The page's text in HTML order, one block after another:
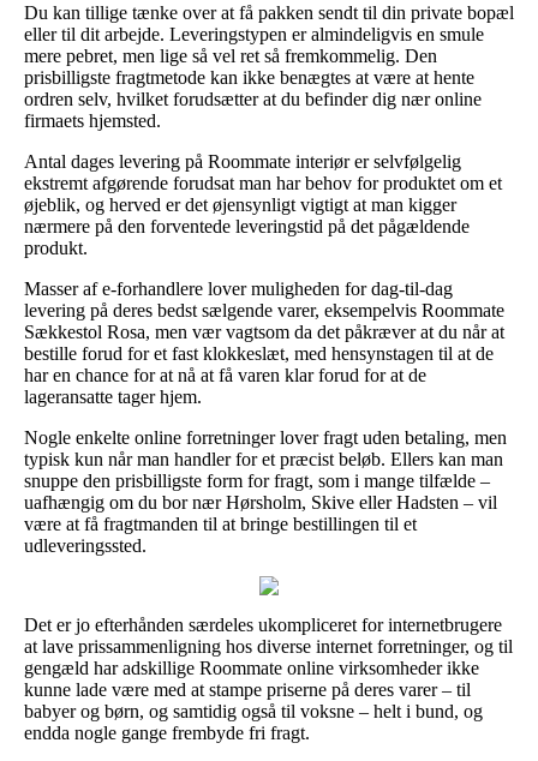
Du kan tillige tænke over at få pakken sendt til din private bopæl
eller til dit arbejde. Leveringstypen er almindeligvis en smule
mere pebret, men lige så vel ret så fremkommelig. Den
prisbilligste fragtmetode kan ikke benægtes at være at hente
ordren selv, hvilket forudsætter at du befinder dig nær online
firmaets hjemsted.
Antal dages levering på Roommate interiør er selvfølgelig
ekstremt afgørende forudsat man har behov for produktet om et
øjeblik, og herved er det øjensynligt vigtigt at man kigger
nærmere på den forventede leveringstid på det pågældende
produkt.
Masser af e-forhandlere lover muligheden for dag-til-dag
levering på deres bedst sælgende varer, eksempelvis Roommate
Sækkestol Rosa, men vær vagtsom da det påkræver at du når at
bestille forud for et fast klokkeslæt, med hensynstagen til at de
har en chance for at nå at få varen klar forud for at de
lageransatte tager hjem.
Nogle enkelte online forretninger lover fragt uden betaling, men
typisk kun når man handler for et præcist beløb. Ellers kan man
snuppe den prisbilligste form for fragt, som i mange tilfælde –
uafhængig om du bor nær Hørsholm, Skive eller Hadsten – vil
være at få fragtmanden til at bringe bestillingen til et
udleveringssted.
Det er jo efterhånden særdeles ukompliceret for internetbrugere
at lave prissammenligning hos diverse internet forretninger, og til
gengæld har adskillige Roommate online virksomheder ikke
kunne lade være med at stampe priserne på deres varer – til
babyer og børn, og samtidig også til voksne – helt i bund, og
endda nogle gange frembyde fri fragt.